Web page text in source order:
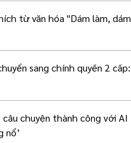
từ văn hóa "Dám làm, dám
sang chính quyền 2 cấp:
chuyện thành công với AI
nổ’